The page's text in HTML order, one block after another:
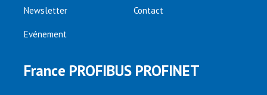
Newsletter Contact
Evénement
France PROFIBUS PROFINET